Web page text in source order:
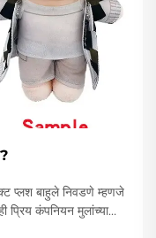
प्लश बाहुले निवडणे म्हणजे
प्रिय कंपनियन मुलांच्या